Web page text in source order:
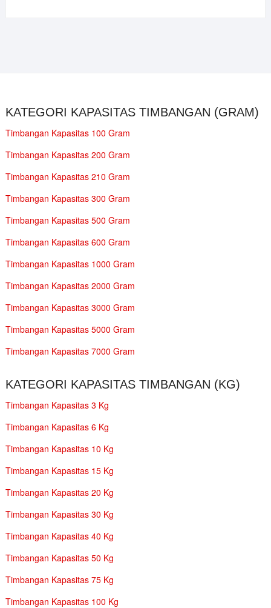
KATEGORI KAPASITAS TIMBANGAN (GRAM)
Timbangan Kapasitas 100 Gram
Timbangan Kapasitas 200 Gram
Timbangan Kapasitas 210 Gram
Timbangan Kapasitas 300 Gram
Timbangan Kapasitas 500 Gram
Timbangan Kapasitas 600 Gram
Timbangan Kapasitas 1000 Gram
Timbangan Kapasitas 2000 Gram
Timbangan Kapasitas 3000 Gram
Timbangan Kapasitas 5000 Gram
Timbangan Kapasitas 7000 Gram
KATEGORI KAPASITAS TIMBANGAN (KG)
Timbangan Kapasitas 3 Kg
Timbangan Kapasitas 6 Kg
Timbangan Kapasitas 10 Kg
Timbangan Kapasitas 15 Kg
Timbangan Kapasitas 20 Kg
Timbangan Kapasitas 30 Kg
Timbangan Kapasitas 40 Kg
Timbangan Kapasitas 50 Kg
Timbangan Kapasitas 75 Kg
Timbangan Kapasitas 100 Kg